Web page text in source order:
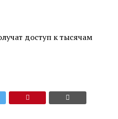
доступ к тысячам